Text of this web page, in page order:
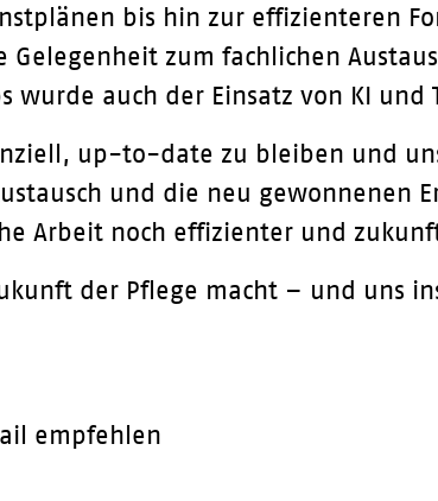
bis hin zur effizienteren
Gelegenheit zum fachlichen
wurde auch der Einsatz von KI
up-to-date zu bleiben und
und die neu gewonnenen
Arbeit noch effizienter und
der Pflege macht – und uns
empfehlen